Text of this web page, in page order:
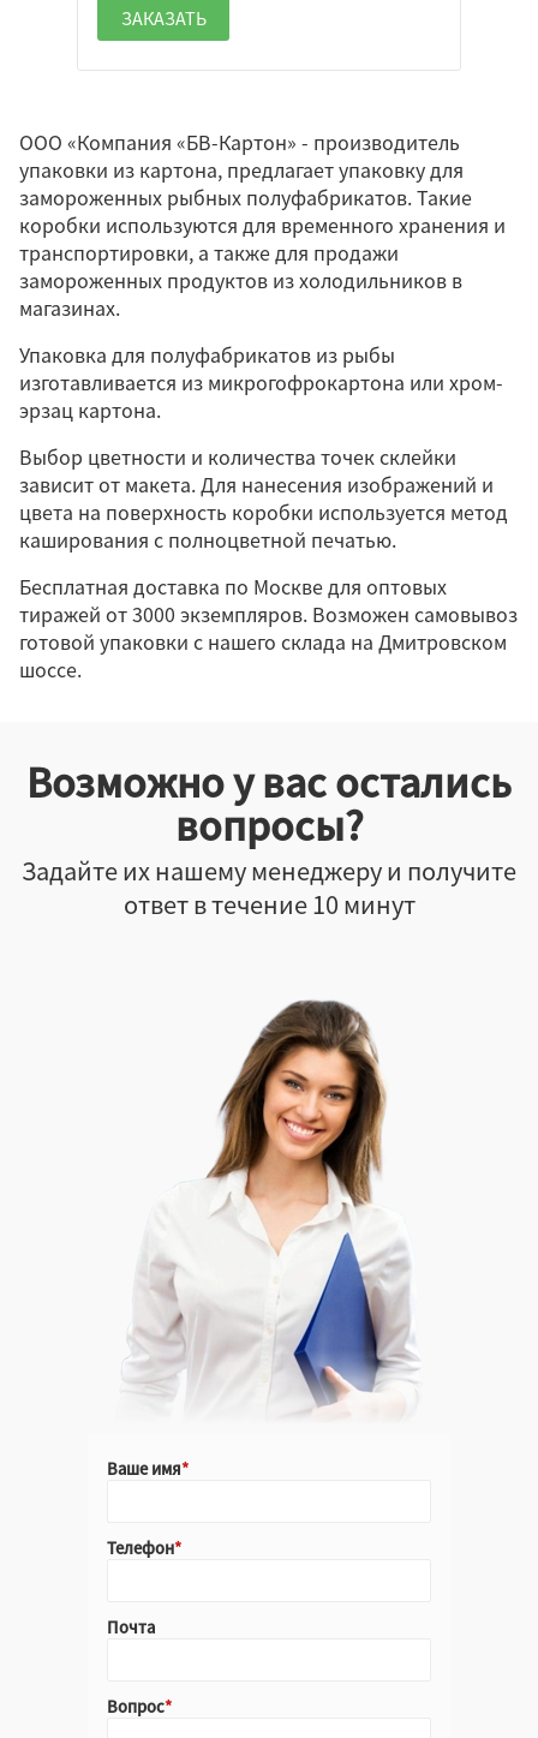
ЗАКАЗАТЬ
ООО «Компания «БВ-Картон» - производитель
упаковки из картона, предлагает упаковку для
замороженных рыбных полуфабрикатов. Такие
коробки используются для временного хранения и
транспортировки, а также для продажи
замороженных продуктов из холодильников в
магазинах.
Упаковка для полуфабрикатов из рыбы
изготавливается из микрогофрокартона или хром-
эрзац картона.
Выбор цветности и количества точек склейки
зависит от макета. Для нанесения изображений и
цвета на поверхность коробки используется метод
каширования с полноцветной печатью.
Бесплатная доставка по Москве для оптовых
тиражей от 3000 экземпляров. Возможен самовывоз
готовой упаковки с нашего склада на Дмитровском
шоссе.
Возможно у вас остались
вопросы?
Задайте их нашему менеджеру и получите
ответ в течение 10 минут
Ваше имя
Телефон
Почта
Вопрос